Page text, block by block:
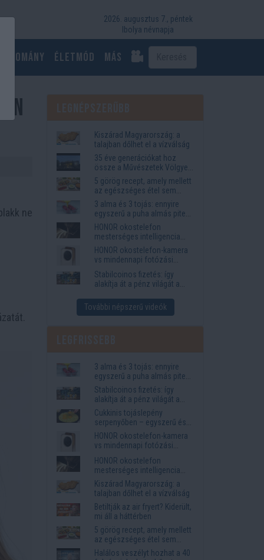
2026. augusztus 7., péntek
Ibolya névnapja
Életmód más
ne
Kiszárad Magyarország: a
talajban dőlhet el a vízválság
35 éve generációkat hoz
össze a Művészetek Völgye
– megvan a 2027-es időpont
és a bérletár
5 görög recept, amely mellett
az egészséges étel sem
tűnik lemondásnak
3 alma és 3 tojás: ennyire
egyszerű a puha almás pite
titka
HONOR okostelefon
mesterséges intelligencia
funkciók, amelyek
megkönnyítik az életet
HONOR okostelefon-kamera
vs mindennapi fotózási
igények
Stabilcoinos fizetés: így
alakítja át a pénz világát a
Western Union
További népszerű videók
3 alma és 3 tojás: ennyire
egyszerű a puha almás pite
titka
Stabilcoinos fizetés: így
alakítja át a pénz világát a
Visa, a Mastercard és a
Western Union
Cukkinis tojáslepény
serpenyőben – egyszerű és
laktató vacsora
HONOR okostelefon-kamera
vs mindennapi fotózási
igények
HONOR okostelefon
mesterséges intelligencia
funkciók, amelyek
megkönnyítik az életet
Kiszárad Magyarország: a
talajban dőlhet el a vízválság
Betiltják az air fryert? Kiderült,
mi áll a háttérben
5 görög recept, amely mellett
az egészséges étel sem
tűnik lemondásnak
Halálos veszélyt hozhat a 40